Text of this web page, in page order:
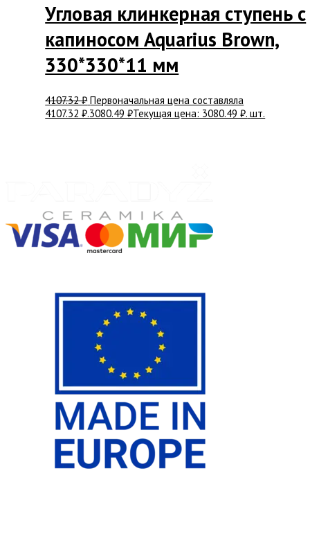
Угловая клинкерная ступень с
капиносом Aquarius Brown,
330*330*11 мм
4107.32₽ Первоначальная цена составляла
4107.32 ₽.3080.49₽Текущая цена: 3080.49 ₽. шт.